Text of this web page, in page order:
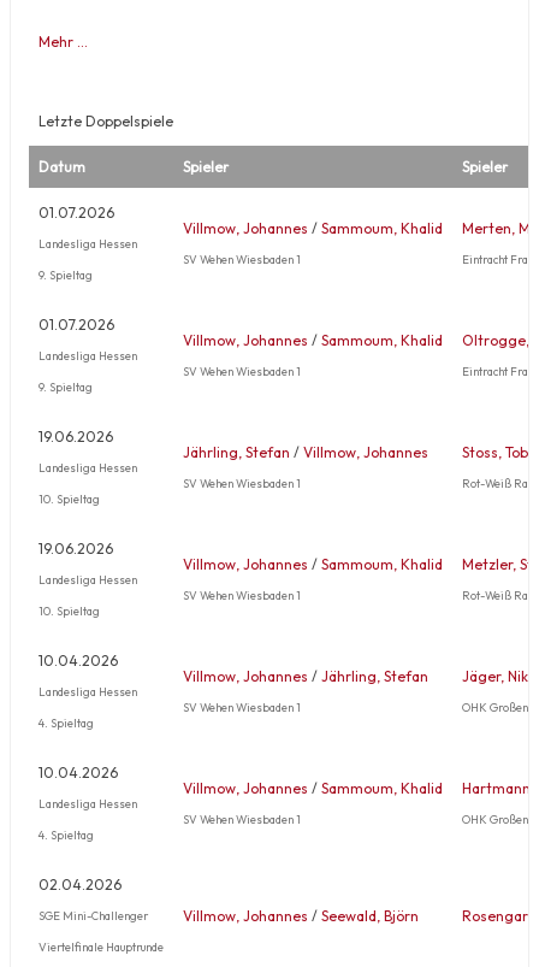
Mehr …
Letzte Doppelspiele
Datum Spieler Spieler
01.07.2026
Landesliga Hessen
9. Spieltag
Villmow, Johannes / Sammoum, Khalid
SV Wehen Wiesbaden 1
Merten,
Eintracht
01.07.2026
Landesliga Hessen
9. Spieltag
Villmow, Johannes / Sammoum, Khalid
SV Wehen Wiesbaden 1
Oltrogge,
Eintracht
19.06.2026
Landesliga Hessen
10. Spieltag
Jährling, Stefan / Villmow, Johannes
SV Wehen Wiesbaden 1
Stoss,
Rot-Weiß
19.06.2026
Landesliga Hessen
10. Spieltag
Villmow, Johannes / Sammoum, Khalid
SV Wehen Wiesbaden 1
Metzler,
Rot-Weiß
10.04.2026
Landesliga Hessen
4. Spieltag
Villmow, Johannes / Jährling, Stefan
SV Wehen Wiesbaden 1
Jäger,
OHK
10.04.2026
Landesliga Hessen
4. Spieltag
Villmow, Johannes / Sammoum, Khalid
SV Wehen Wiesbaden 1
Hartmann,
OHK
02.04.2026
SGE Mini-Challenger
Viertelfinale Hauptrunde
Villmow, Johannes / Seewald, Björn Rosengart,